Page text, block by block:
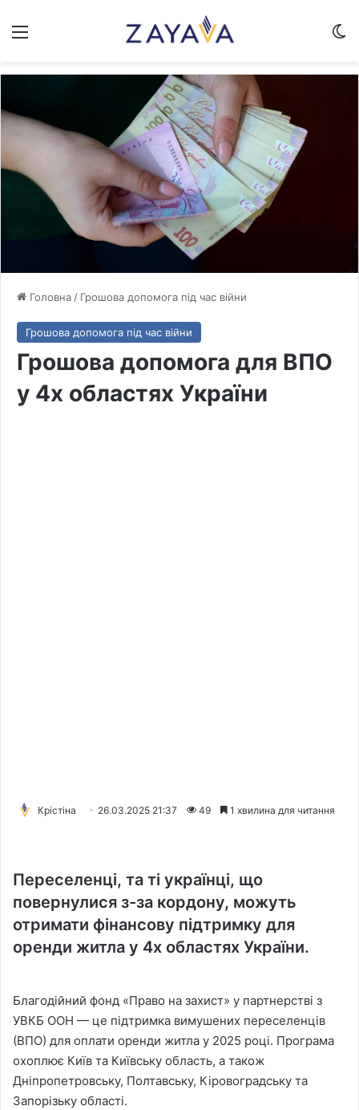
Меню
Головна/ Грошова допомога під час війни
Грошова допомога під час війни
Грошова допомога для ВПО
у 4х областях України
Крістіна 26.03.2025 21:37 49 1 хвилина для читання
Переселенці, та ті українці, що
повернулися з-за кордону, можуть
отримати фінансову підтримку для
оренди житла у 4х областях України.
Благодійний фонд «Право на захист» у партнерстві з
УВКБ ООН — це підтримка вимушених переселенців
(ВПО) для оплати оренди житла у 2025 році. Програма
охоплює Київ та Київську область, а також
Дніпропетровську, Полтавську, Кіровоградську та
Запорізьку області.